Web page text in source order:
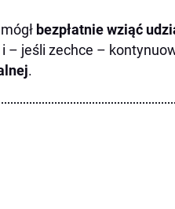
bezpłatnie wziąć
i – jeśli zechce –
.